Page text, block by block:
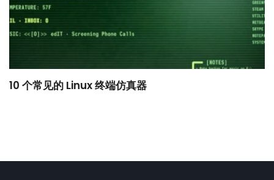
10 个常见的 Linux 终端仿真器